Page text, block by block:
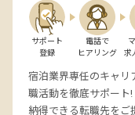
サポート
登録
電話で
ヒアリング
求
宿泊業界専任のキャリ
職活動を徹底サポート!
納得できる転職先をご